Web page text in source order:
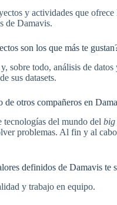
y actividades que
de Damavis.
son los que más te
sobre todo, análisis de
sus datasets.
de otros compañeros en
tecnologías del mundo del big
problemas. Al fin y al
definidos de Damavis te
y trabajo en equipo.